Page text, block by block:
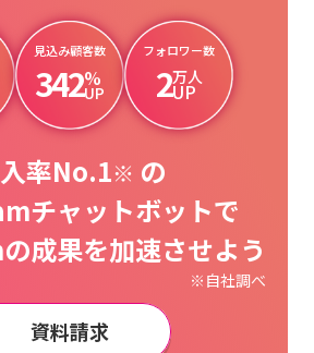
見込み顧客数
342%
UP
フォロワー数
2万人
UP
率No.1※ の
チャットボットで
成果を加速させよう
※自社調べ
資料請求